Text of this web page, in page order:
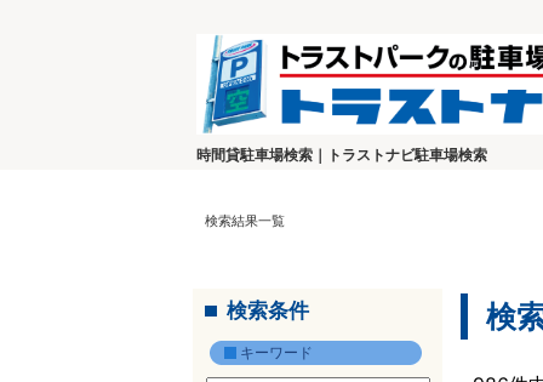
時間貸駐車場検索｜トラストナビ駐車場検索
検索結果一覧
検索条件
キーワード
検